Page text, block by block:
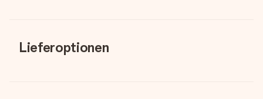
Lieferoptionen